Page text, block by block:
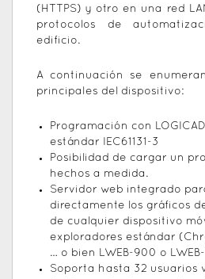
(HTTPS) y otro en una red
protocolos de
edificio.
A continuación se
principales del dispositivo:
Programación con
estándar IEC61131-3
Posibilidad de cargar un
hechos a medida.
Servidor web integrado
directamente los gráficos
de cualquier dispositivo
exploradores estándar
… o bien LWEB-900 o
Soporta hasta 32 usuarios